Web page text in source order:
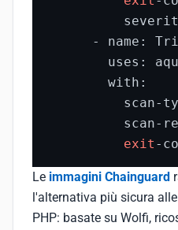
- name:
uses:
        with:
scan-
scan-
exit -
Le immagini Chainguard
l'alternativa più sicura
PHP: basate su Wolfi,